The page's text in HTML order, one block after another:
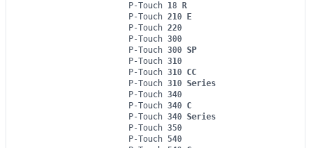
P-Touch 18 R
P-Touch 210 E
P-Touch 220
P-Touch 300
P-Touch 300 SP
P-Touch 310
P-Touch 310 CC
P-Touch 310 Series
P-Touch 340
P-Touch 340 C
P-Touch 340 Series
P-Touch 350
P-Touch 540